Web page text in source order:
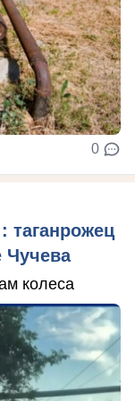
0
таганрожец
Чучева
колеса